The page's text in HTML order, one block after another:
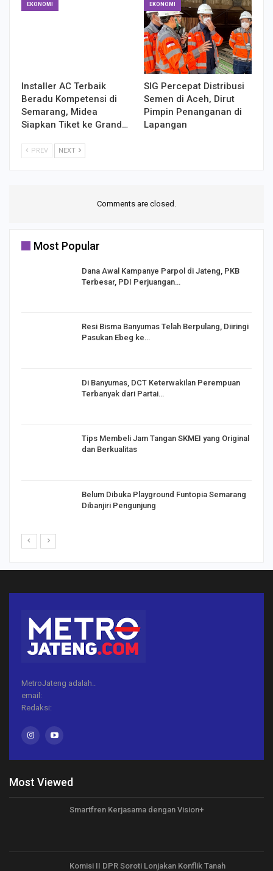
EKONOMI
Installer AC Terbaik
Beradu Kompetensi di
Semarang, Midea
Siapkan Tiket ke Grand…
EKONOMI
SIG Percepat Distribusi
Semen di Aceh, Dirut
Pimpin Penanganan di
Lapangan
PREV NEXT
Comments are closed.
Most Popular
Dana Awal Kampanye Parpol di Jateng, PKB
Terbesar, PDI Perjuangan…
Resi Bisma Banyumas Telah Berpulang, Diiringi
Pasukan Ebeg ke…
Di Banyumas, DCT Keterwakilan Perempuan
Terbanyak dari Partai…
Tips Membeli Jam Tangan SKMEI yang Original
dan Berkualitas
Belum Dibuka Playground Funtopia Semarang
Dibanjiri Pengunjung
MetroJateng adalah..
email:
Redaksi:
Most Viewed
Smartfren Kerjasama dengan Vision+
Komisi II DPR Soroti Lonjakan Konflik Tanah